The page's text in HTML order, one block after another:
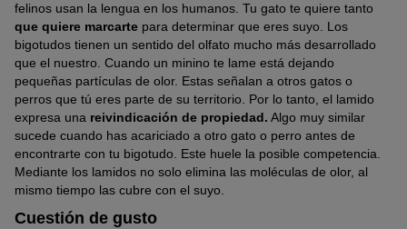
felinos usan la lengua en los humanos. Tu gato te quiere tanto
que quiere marcarte para determinar que eres suyo. Los
bigotudos tienen un sentido del olfato mucho más desarrollado
que el nuestro. Cuando un minino te lame está dejando
pequeñas partículas de olor. Estas señalan a otros gatos o
perros que tú eres parte de su territorio. Por lo tanto, el lamido
expresa una reivindicación de propiedad. Algo muy similar
sucede cuando has acariciado a otro gato o perro antes de
encontrarte con tu bigotudo. Este huele la posible competencia.
Mediante los lamidos no solo elimina las moléculas de olor, al
mismo tiempo las cubre con el suyo.
Cuestión de gusto